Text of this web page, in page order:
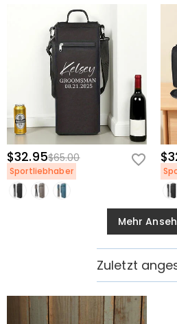
$32.95$65.00
Sportliebhaber
Mehr
Zuletzt